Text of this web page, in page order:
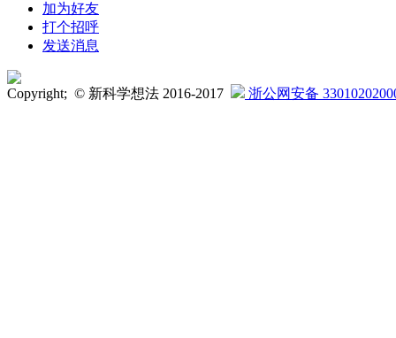
加为好友
打个招呼
发送消息
Copyright; © 新科学想法 2016-2017 浙公网安备